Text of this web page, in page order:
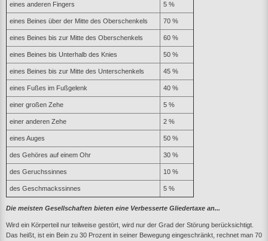
eines anderen Fingers 5 %
eines Beines über der Mitte des Oberschenkels 70 %
eines Beines bis zur Mitte des Oberschenkels 60 %
eines Beines bis Unterhalb des Knies 50 %
eines Beines bis zur Mitte des Unterschenkels 45 %
eines Fußes im Fußgelenk 40 %
einer großen Zehe 5 %
einer anderen Zehe 2 %
eines Auges 50 %
des Gehöres auf einem Ohr 30 %
des Geruchssinnes 10 %
des Geschmackssinnes 5 %
Die meisten Gesellschaften bieten eine Verbesserte Gliedertaxe an...
Wird ein Körperteil nur teilweise gestört, wird nur der Grad der Störung berücksichtigt.
Das heißt, ist ein Bein zu 30 Prozent in seiner Bewegung eingeschränkt, rechnet man 70